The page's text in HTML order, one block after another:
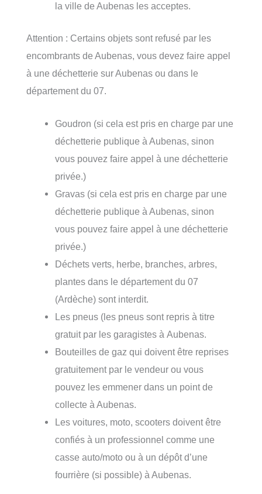
la ville de Aubenas les acceptes.
Attention : Certains objets sont refusé par les
encombrants de Aubenas, vous devez faire appel
à une déchetterie sur Aubenas ou dans le
département du 07.
Goudron (si cela est pris en charge par une
déchetterie publique à Aubenas, sinon
vous pouvez faire appel à une déchetterie
privée.)
Gravas (si cela est pris en charge par une
déchetterie publique à Aubenas, sinon
vous pouvez faire appel à une déchetterie
privée.)
Déchets verts, herbe, branches, arbres,
plantes dans le département du 07
(Ardèche) sont interdit.
Les pneus (les pneus sont repris à titre
gratuit par les garagistes à Aubenas.
Bouteilles de gaz qui doivent être reprises
gratuitement par le vendeur ou vous
pouvez les emmener dans un point de
collecte à Aubenas.
Les voitures, moto, scooters doivent être
confiés à un professionnel comme une
casse auto/moto ou à un dépôt d’une
fourrière (si possible) à Aubenas.